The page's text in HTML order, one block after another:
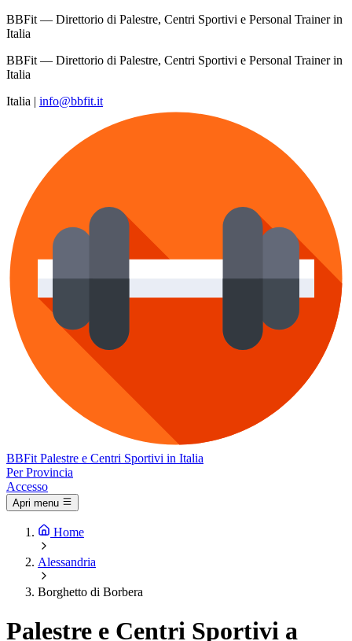
BBFit — Direttorio di Palestre, Centri Sportivi e Personal Trainer in
Italia
BBFit — Direttorio di Palestre, Centri Sportivi e Personal Trainer in
Italia
Italia | info@bbfit.it
BBFit Palestre e Centri Sportivi in Italia
Per Provincia
Accesso
Apri menu
Home
Alessandria
Borghetto di Borbera
Palestre e Centri Sportivi a